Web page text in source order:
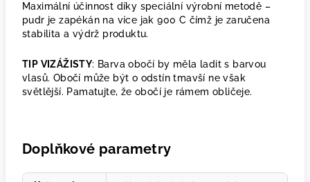
Maximální účinnost díky speciální výrobní metodě –
pudr je zapékán na více jak 900 C čímž je zaručena
stabilita a výdrž produktu.
TIP VIZÁŽISTY: Barva obočí by měla ladit s barvou
vlasů. Obočí může být o odstín tmavší ne však
světlější. Pamatujte, že obočí je rámem obličeje.
Doplňkové parametry